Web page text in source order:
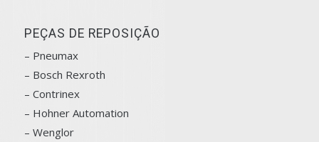
PEÇAS DE REPOSIÇÃO
– Pneumax
– Bosch Rexroth
– Contrinex
– Hohner Automation
– Wenglor